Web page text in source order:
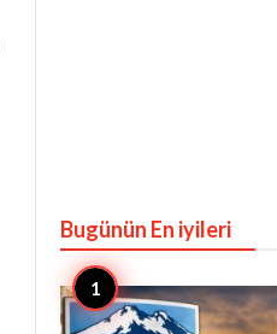
Bugünün En iyileri